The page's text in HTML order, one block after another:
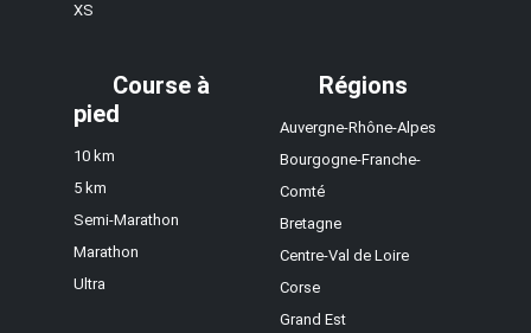
XS
Course à
pied
10 km
5 km
Semi-Marathon
Marathon
Ultra
Régions
Auvergne-Rhône-Alpes
Bourgogne-Franche-
Comté
Bretagne
Centre-Val de Loire
Corse
Grand Est